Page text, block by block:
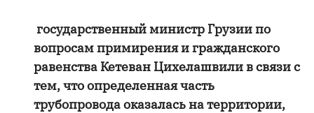
государственный министр Грузии по
вопросам примирения и гражданского
равенства Кетеван Цихелашвили в связи с
тем, что определенная часть
трубопровода оказалась на территории,